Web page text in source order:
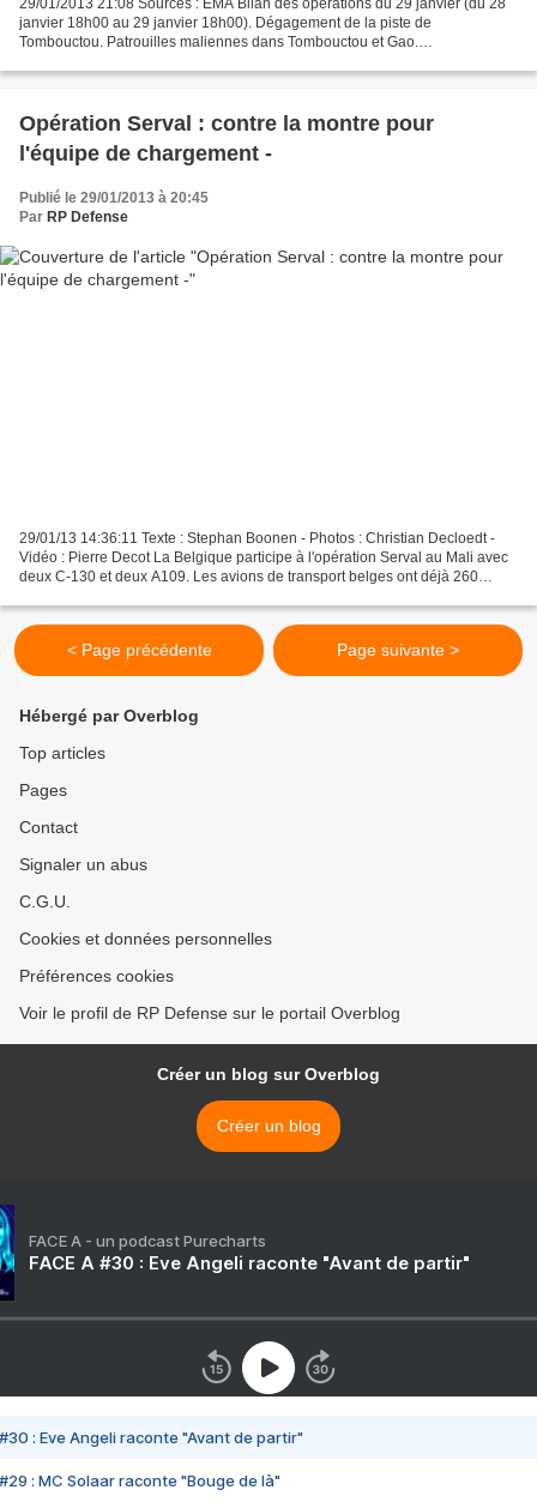
29/01/2013 21:08 Sources : EMA Bilan des opérations du 29 janvier (du 28
janvier 18h00 au 29 janvier 18h00). Dégagement de la piste de
Tombouctou. Patrouilles maliennes dans Tombouctou et Gao.
Opération Serval : contre la montre pour
l'équipe de chargement -
Publié le 29/01/2013 à 20:45
Par RP Defense
29/01/13 14:36:11 Texte : Stephan Boonen - Photos : Christian Decloedt -
Vidéo : Pierre Decot La Belgique participe à l'opération Serval au Mali avec
deux C-130 et deux A109. Les avions de transport belges ont déjà 260
< Page précédente Page suivante >
Hébergé par Overblog
Top articles
Pages
Contact
Signaler un abus
C.G.U.
Cookies et données personnelles
Préférences cookies
Voir le profil de RP Defense sur le portail Overblog
Créer un blog sur Overblog
Créer un blog
FACE A - un podcast Purecharts
FACE A #30 : Eve Angeli raconte "Avant de partir"
#30 : Eve Angeli raconte "Avant de partir"
#29 : MC Solaar raconte "Bouge de là"